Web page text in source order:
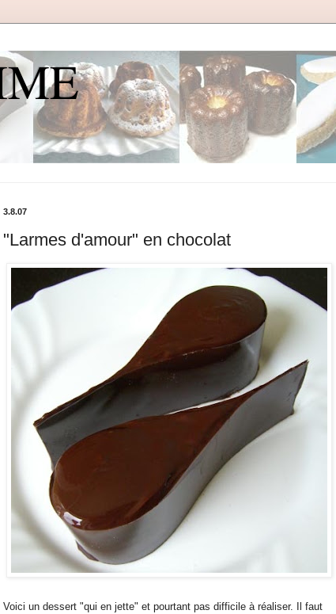
3.8.07
"Larmes d'amour" en chocolat
Voici un dessert "qui en jette" et pourtant pas difficile à réaliser. Il faut